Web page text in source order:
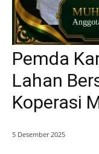
Pemda
Lahan
Koperasi
5 Desember 2025